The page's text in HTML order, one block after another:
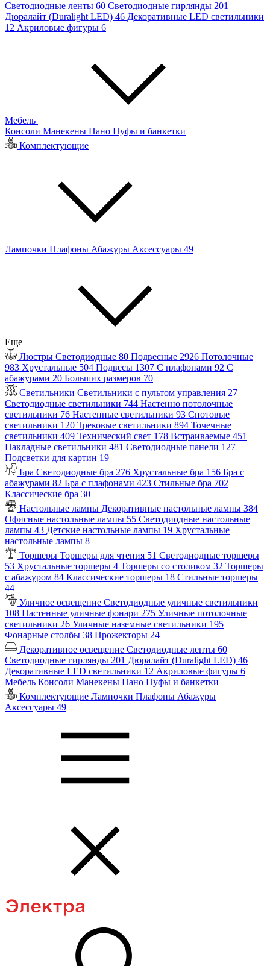
Светодиодные ленты 60 Светодиодные гирлянды 201
Дюралайт (Duralight LED) 46 Декоративные LED светильники
12 Акриловые фигуры 6
Мебель
Консоли Манекены Пано Пуфы и банкетки
Комплектующие
Лампочки Плафоны Абажуры Аксессуары 49
Еще
Люстры Светодиодные 80 Подвесные 2926 Потолочные
983 Хрустальные 504 Подвесы 1307 С плафонами 92 С
абажурами 20 Больших размеров 70
Светильники Светильники с пультом управления 27
Светодиодные светильники 744 Настенно потолочные
светильники 76 Настенные светильники 93 Спотовые
светильники 120 Трековые светильники 894 Точечные
светильники 409 Технический свет 178 Встраиваемые 451
Накладные светильники 481 Светодиодные панели 127
Подсветки для картин 19
Бра Светодиодные бра 276 Хрустальные бра 156 Бра с
абажурами 82 Бра с плафонами 423 Стильные бра 702
Классические бра 30
Настольные лампы Декоративные настольные лампы 384
Офисные настольные лампы 55 Светодиодные настольные
лампы 43 Детские настольные лампы 19 Хрустальные
настольные лампы 8
Торшеры Торшеры для чтения 51 Светодиодные торшеры
53 Хрустальные торшеры 4 Торшеры со столиком 32 Торшеры
с абажуром 84 Классические торшеры 18 Стильные торшеры
44
Уличное освещение Светодиодные уличные светильники
108 Настенные уличные фонари 275 Уличные потолочные
светильники 26 Уличные наземные светильники 195
Фонарные столбы 38 Прожекторы 24
Декоративное освещение Светодиодные ленты 60
Светодиодные гирлянды 201 Дюралайт (Duralight LED) 46
Декоративные LED светильники 12 Акриловые фигуры 6
Мебель Консоли Манекены Пано Пуфы и банкетки
Комплектующие Лампочки Плафоны Абажуры
Аксессуары 49